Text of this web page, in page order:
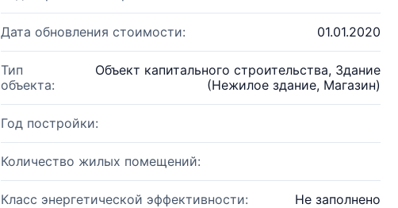
Дата обновления стоимости: 01.01.2020
Тип
объекта:
Объект капитального строительства, Здание
(Нежилое здание, Магазин)
Год постройки:
Количество жилых помещений:
Класс энергетической эффективности: Не заполнено